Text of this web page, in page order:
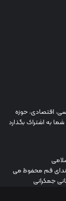
اقتصادی، حوزه
به اشتراک بگذارد
ندای قم محفوظ می
جمکرانی